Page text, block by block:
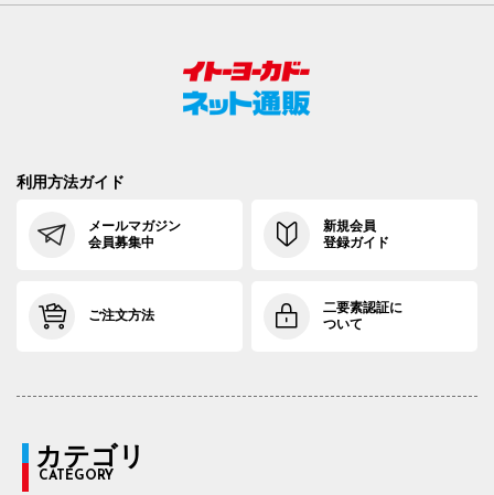
利用方法ガイド
メールマガジン
会員募集中
新規会員
登録ガイド
ご注文方法
二要素認証に
ついて
カテゴリ
CATEGORY